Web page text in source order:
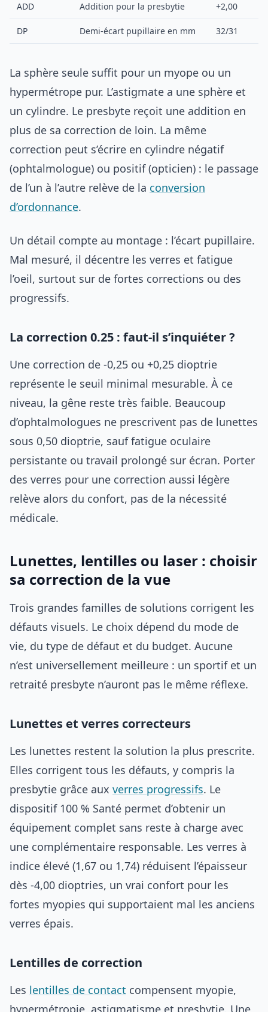
ADD Addition pour la presbytie +2,00
DP Demi-écart pupillaire en mm 32/31
La sphère seule suffit pour un myope ou un
hypermétrope pur. L’astigmate a une sphère et
un cylindre. Le presbyte reçoit une addition en
plus de sa correction de loin. La même
correction peut s’écrire en cylindre négatif
(ophtalmologue) ou positif (opticien) : le passage
de l’un à l’autre relève de la conversion
d’ordonnance.
Un détail compte au montage : l’écart pupillaire.
Mal mesuré, il décentre les verres et fatigue
l’oeil, surtout sur de fortes corrections ou des
progressifs.
La correction 0.25 : faut-il s’inquiéter ?
Une correction de -0,25 ou +0,25 dioptrie
représente le seuil minimal mesurable. À ce
niveau, la gêne reste très faible. Beaucoup
d’ophtalmologues ne prescrivent pas de lunettes
sous 0,50 dioptrie, sauf fatigue oculaire
persistante ou travail prolongé sur écran. Porter
des verres pour une correction aussi légère
relève alors du confort, pas de la nécessité
médicale.
Lunettes, lentilles ou laser : choisir
sa correction de la vue
Trois grandes familles de solutions corrigent les
défauts visuels. Le choix dépend du mode de
vie, du type de défaut et du budget. Aucune
n’est universellement meilleure : un sportif et un
retraité presbyte n’auront pas le même réflexe.
Lunettes et verres correcteurs
Les lunettes restent la solution la plus prescrite.
Elles corrigent tous les défauts, y compris la
presbytie grâce aux verres progressifs. Le
dispositif 100 % Santé permet d’obtenir un
équipement complet sans reste à charge avec
une complémentaire responsable. Les verres à
indice élevé (1,67 ou 1,74) réduisent l’épaisseur
dès -4,00 dioptries, un vrai confort pour les
fortes myopies qui supportaient mal les anciens
verres épais.
Lentilles de correction
Les lentilles de contact compensent myopie,
hypermétropie, astigmatisme et presbytie. Une